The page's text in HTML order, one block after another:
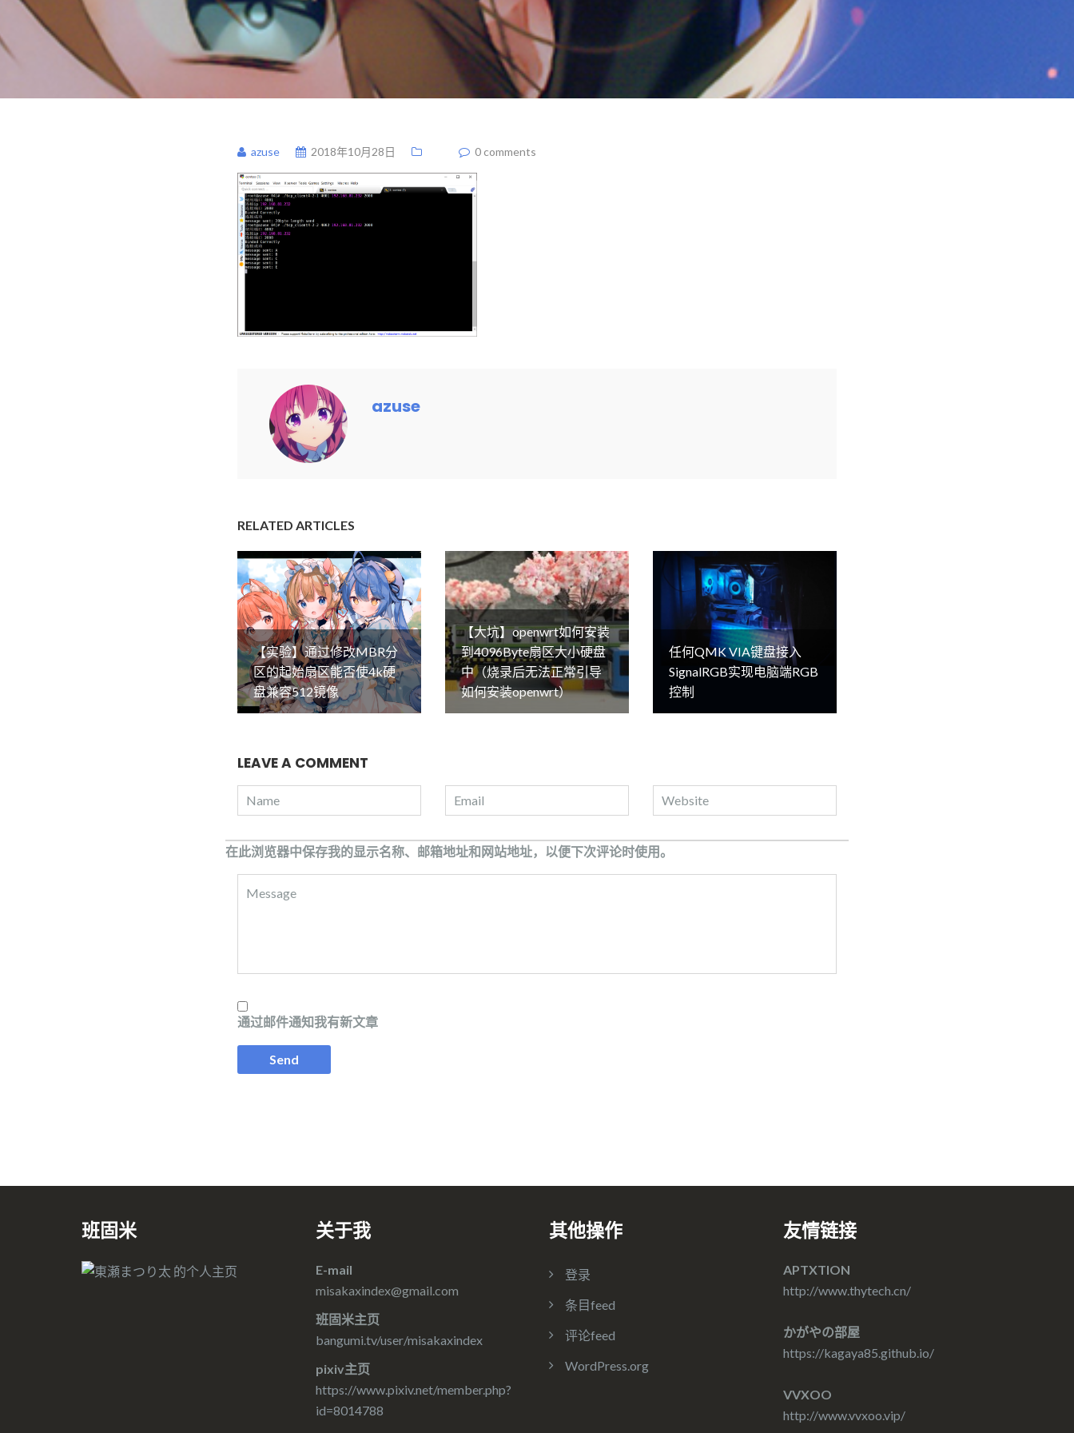
azuse 2018年10月28日 0 comments
azuse
RELATED ARTICLES
【实验】通过修改MBR分
区的起始扇区能否使4k硬
盘兼容512镜像
【大坑】openwrt如何安装
到4096Byte扇区大小硬盘
中（烧录后无法正常引导
如何安装openwrt）
任何QMK VIA键盘接入
SignalRGB实现电脑端RGB
控制
LEAVE A COMMENT
在此浏览器中保存我的显示名称、邮箱地址和网站地址，以便下次评论时使用。
通过邮件通知我有新文章
班固米 关于我
E-mail
misakaxindex@gmail.com
班固米主页
bangumi.tv/user/misakaxindex
pixiv主页
https://www.pixiv.net/member.php?
id=8014788
其他操作
登录
条目feed
评论feed
WordPress.org
友情链接
APTXTION
http://www.thytech.cn/
かがやの部屋
https://kagaya85.github.io/
VVXOO
http://www.vvxoo.vip/